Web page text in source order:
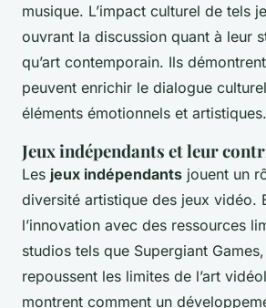
musique. L’impact culturel de tels
ouvrant la discussion quant à leur
qu’art contemporain. Ils
peuvent enrichir le dialogue
éléments émotionnels et artistiques.
Jeux indépendants et leur
Les jeux indépendants jouent un
diversité artistique des jeux vidéo.
l’innovation avec des ressources
studios tels que Supergiant Games,
repoussent les limites de l’art
montrent comment un